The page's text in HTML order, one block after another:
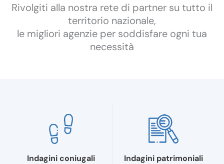
Rivolgiti alla nostra rete di partner su tutto il
territorio nazionale,
le migliori agenzie per soddisfare ogni tua
necessità
Indagini coniugali Indagini patrimoniali